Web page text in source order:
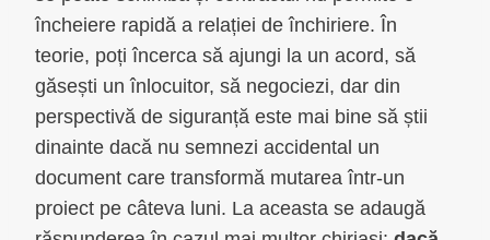
încheiere rapidă a relației de închiriere. În
teorie, poți încerca să ajungi la un acord, să
găsești un înlocuitor, să negociezi, dar din
perspectivă de siguranță este mai bine să știi
dinainte dacă nu semnezi accidental un
document care transformă mutarea într-un
proiect pe câteva luni. La aceasta se adaugă